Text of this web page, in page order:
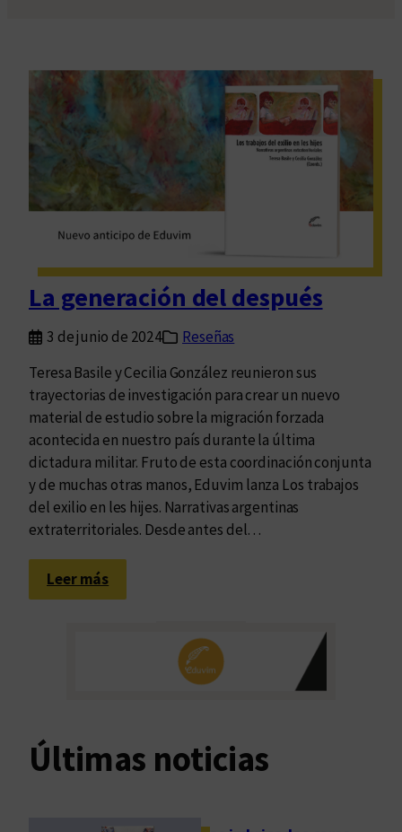
La generación del después
3 de junio de 2024
Reseñas
Teresa Basile y Cecilia González reunieron sus
trayectorias de investigación para crear un nuevo
material de estudio sobre la migración forzada
acontecida en nuestro país durante la última
dictadura militar. Fruto de esta coordinación conjunta
y de muchas otras manos, Eduvim lanza Los trabajos
del exilio en les hijes. Narrativas argentinas
extraterritoriales. Desde antes del…
Leer más:
L
a
ó
Últimas noticias